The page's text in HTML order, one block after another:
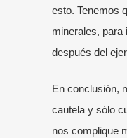
esto. Tenemos
minerales, para
después del
En conclusión,
cautela y sólo
nos complique